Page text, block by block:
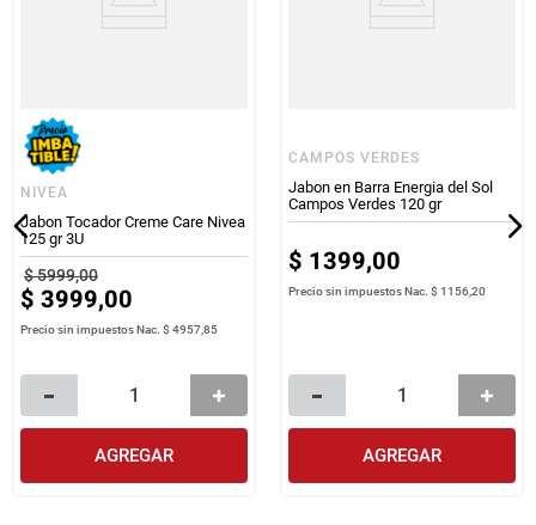
NIVEA
Jabon Tocador Creme Care Nivea
125 gr 3U
$5999,00
$ 3999,00
Precio sin impuestos Nac. $ 4957,85
AGREGAR
CAMPOS VERDES
Jabon en Barra Energia del Sol
Campos Verdes 120 gr
$ 1399,00
Precio sin impuestos Nac. $ 1156,20
AGREGAR